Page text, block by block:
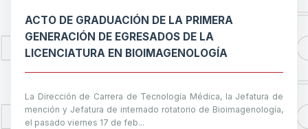
ACTO DE GRADUACIÓN DE LA PRIMERA
GENERACIÓN DE EGRESADOS DE LA
LICENCIATURA EN BIOIMAGENOLOGÍA
La Dirección de Carrera de Tecnología Médica, la Jefatura de
mención y Jefatura de internado rotatorio de Bioimagenología,
el pasado viernes 17 de feb...